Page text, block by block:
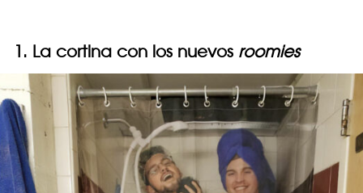
1. La cortina con los nuevos roomies